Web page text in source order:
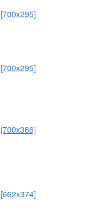
[700x295]
[700x295]
[700x366]
[662x374]